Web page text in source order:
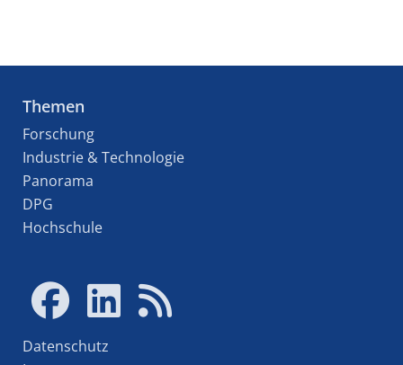
Themen
Forschung
Industrie & Technologie
Panorama
DPG
Hochschule
Datenschutz